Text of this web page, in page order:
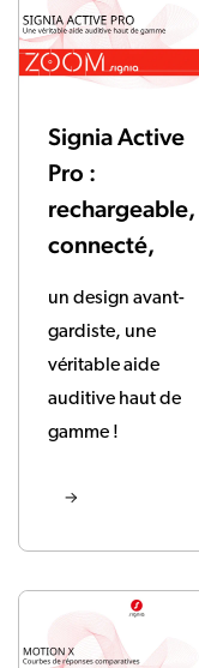
Signia Active
Pro :
rechargeable,
connecté,
un design avant-
gardiste, une
véritable aide
auditive haut de
gamme !